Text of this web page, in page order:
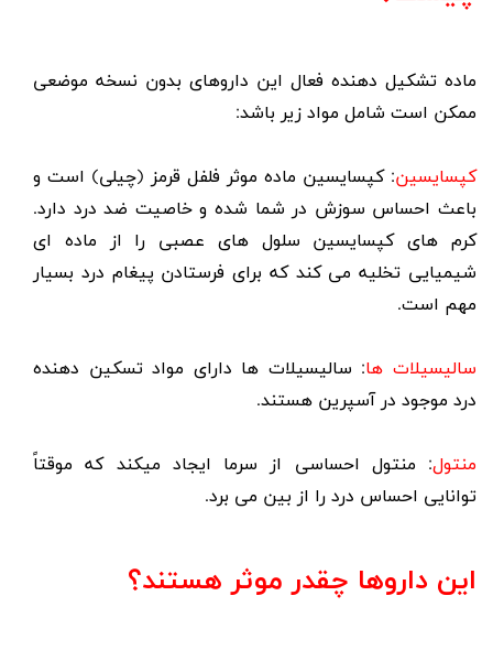
ماده تشکیل دهنده فعال این داروهای بدون نسخه موضعی
ممکن است شامل مواد زیر باشد:
کپسایسین:کپسایسین ماده موثر فلفل قرمز (چیلی) است و
باعث احساس سوزش در شما شده و خاصیت ضد درد دارد.
کرم های کپسایسین سلول های عصبی را از ماده ای
شیمیایی تخلیه می کند که برای فرستادن پیغام درد بسیار
مهم است.
سالیسیلات ها: سالیسیلات ها دارای موادتسکین دهنده
درد موجود در آسپرین هستند.
منتول: منتول احساسی از سرما ایجاد میکند که موقتاً
توانایی احساس درد را از بین می برد.
این داروها چقدر موثر هستند؟